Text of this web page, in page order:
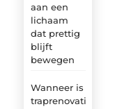
aan een
lichaam
dat prettig
blijft
bewegen
Wanneer is
traprenovatie